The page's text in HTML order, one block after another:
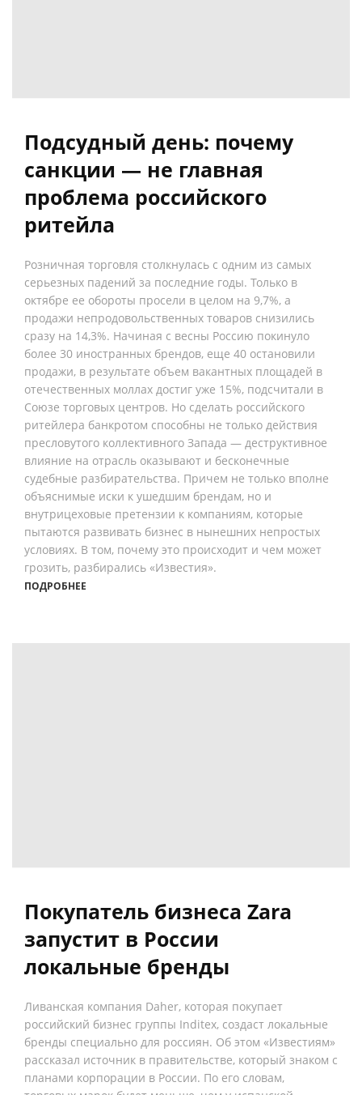
Подсудный день: почему
санкции — не главная
проблема российского
ритейла
Розничная торговля столкнулась с одним из самых
серьезных падений за последние годы. Только в
октябре ее обороты просели в целом на 9,7%, а
продажи непродовольственных товаров снизились
сразу на 14,3%. Начиная с весны Россию покинуло
более 30 иностранных брендов, еще 40 остановили
продажи, в результате объем вакантных площадей в
отечественных моллах достиг уже 15%, подсчитали в
Союзе торговых центров. Но сделать российского
ритейлера банкротом способны не только действия
пресловутого коллективного Запада — деструктивное
влияние на отрасль оказывают и бесконечные
судебные разбирательства. Причем не только вполне
объяснимые иски к ушедшим брендам, но и
внутрицеховые претензии к компаниям, которые
пытаются развивать бизнес в нынешних непростых
условиях. В том, почему это происходит и чем может
грозить, разбирались «Известия».
ПОДРОБНЕЕ
Покупатель бизнеса Zara
запустит в России
локальные бренды
Ливанская компания Daher, которая покупает
российский бизнес группы Inditex, создаст локальные
бренды специально для россиян. Об этом «Известиям»
рассказал источник в правительстве, который знаком с
планами корпорации в России. По его словам,